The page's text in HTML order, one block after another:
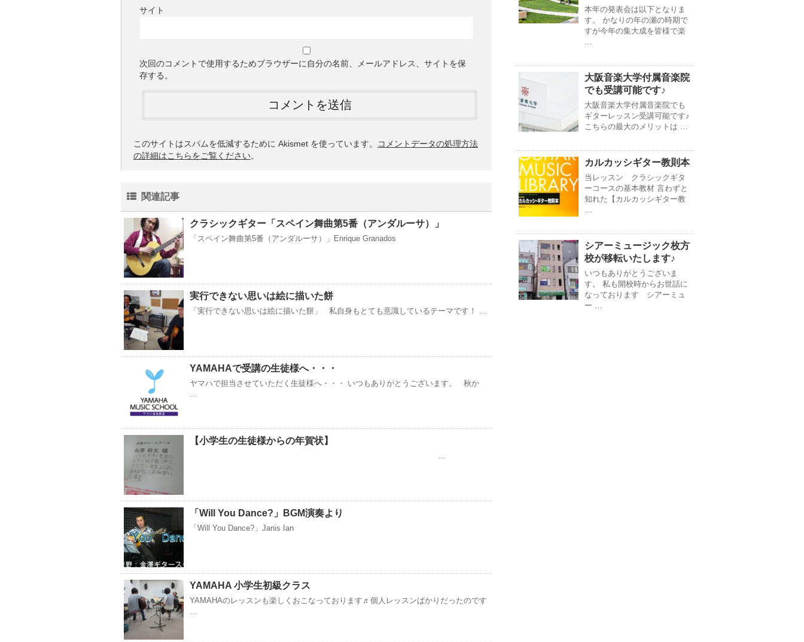
サイト
次回のコメントで使用するためブラウザーに自分の名前、メールアドレス、サイトを保
存する。
このサイトはスパムを低減するために Akismet を使っています。
コメントデータの処理方法
の詳細はこちらをご覧ください。
関連記事
クラシックギター「スペイン舞曲第5番（アンダルーサ）」
「スペイン舞曲第5番（アンダルーサ）」Enrique Granados
実行できない思いは絵に描いた餅
「実行できない思いは絵に描いた餅」 私自身もとても意識しているテーマです！ …
YAMAHAで受講の生徒様へ・・・
ヤマハで担当させていただく生徒様へ・・・ いつもありがとうございます。 秋か
…
【小学生の生徒様からの年賀状】
…
「Will You Dance?」BGM演奏より
「Will You Dance?」Janis Ian
YAMAHA 小学生初級クラス
YAMAHAのレッスンも楽しくおこなっております♬個人レッスンばかりだったのです
…
本年の発表会は以下となりま
す。 かなりの年の瀬の時期で
すが今年の集大成を皆様で楽
…
大阪音楽大学付属音楽院
でも受講可能です♪
大阪音楽大学付属音楽院でも
ギターレッスン受講可能です♪
こちらの最大のメリットは …
カルカッシギター教則本
当レッスン クラシックギタ
ーコースの基本教材 言わずと
知れた【カルカッシギター教
…
シアーミュージック枚方
校が移転いたします♪
いつもありがとうございま
す。 私も開校時からお世話に
なっております シアーミュ
ー …